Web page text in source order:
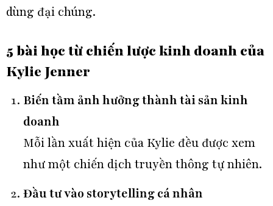
dùng đại chúng.
5 bài học từ chiến lược kinh doanh của
Kylie Jenner
Biến tầm ảnh hưởng thành tài sản kinh
doanh
Mỗi lần xuất hiện của Kylie đều được xem
như một chiến dịch truyền thông tự nhiên.
Đầu tư vào storytelling cá nhân